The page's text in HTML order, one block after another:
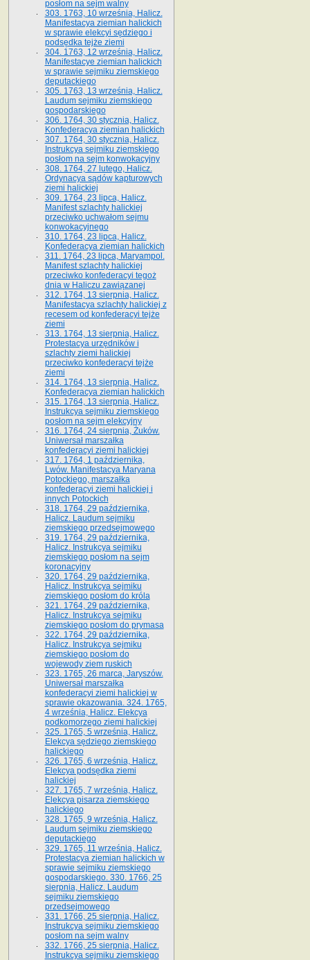
posłom na sejm walny
303. 1763, 10 września, Halicz.
Manifestacya ziemian halickich
w sprawie elekcyi sędziego i
podsędka tejże ziemi
304. 1763, 12 września, Halicz.
Manifestacye ziemian halickich
w sprawie sejmiku ziemskiego
deputackiego
305. 1763, 13 września, Halicz.
Laudum sejmiku ziemskiego
gospodarskiego
306. 1764, 30 stycznia, Halicz.
Konfederacya ziemian halickich
307. 1764, 30 stycznia, Halicz.
Instrukcya sejmiku ziemskiego
posłom na sejm konwokacyjny
308. 1764, 27 lutego, Halicz.
Ordynacya sądów kapturowych
ziemi halickiej
309. 1764, 23 lipca, Halicz.
Manifest szlachty halickiej
przeciwko uchwałom sejmu
konwokacyjnego
310. 1764, 23 lipca, Halicz.
Konfederacya ziemian halickich
311. 1764, 23 lipca, Maryampol.
Manifest szlachty halickiej
przeciwko konfederacyi tegoż
dnia w Haliczu zawiązanej
312. 1764, 13 sierpnia, Halicz.
Manifestacya szlachty halickiej z
recesem od konfederacyi tejże
ziemi
313. 1764, 13 sierpnia, Halicz.
Protestacya urzędników i
szlachty ziemi halickiej
przeciwko konfederacyi tejże
ziemi
314. 1764, 13 sierpnia, Halicz.
Konfederacya ziemian halickich
315. 1764, 13 sierpnia, Halicz.
Instrukcya sejmiku ziemskiego
posłom na sejm elekcyjny
316. 1764, 24 sierpnia, Żuków.
Uniwersał marszałka
konfederacyi ziemi halickiej
317. 1764, 1 października,
Lwów. Manifestacya Maryana
Potockiego, marszałka
konfederacyi ziemi halickiej i
innych Potockich
318. 1764, 29 października,
Halicz. Laudum sejmiku
ziemskiego przedsejmowego
319. 1764, 29 października,
Halicz. Instrukcya sejmiku
ziemskiego posłom na sejm
koronacyjny
320. 1764, 29 października,
Halicz. Instrukcya sejmiku
ziemskiego posłom do króla
321. 1764, 29 października,
Halicz. Instrukcya sejmiku
ziemskiego posłom do prymasa
322. 1764, 29 października,
Halicz. Instrukcya sejmiku
ziemskiego posłom do
wojewody ziem ruskich
323. 1765, 26 marca, Jaryszów.
Uniwersał marszałka
konfederacyi ziemi halickiej w
sprawie okazowania. 324. 1765,
4 września, Halicz. Elekcya
podkomorzego ziemi halickiej
325. 1765, 5 września, Halicz.
Elekcya sędziego ziemskiego
halickiego
326. 1765, 6 września, Halicz.
Elekcya podsędka ziemi
halickiej
327. 1765, 7 września, Halicz.
Elekcya pisarza ziemskiego
halickiego
328. 1765, 9 września, Halicz.
Laudum sejmiku ziemskiego
deputackiego
329. 1765, 11 września, Halicz.
Protestacya ziemian halickich w
sprawie sejmiku ziemskiego
gospodarskiego. 330. 1766, 25
sierpnia, Halicz. Laudum
sejmiku ziemskiego
przedsejmowego
331. 1766, 25 sierpnia, Halicz.
Instrukcya sejmiku ziemskiego
posłom na sejm walny
332. 1766, 25 sierpnia, Halicz.
Instrukcya sejmiku ziemskiego